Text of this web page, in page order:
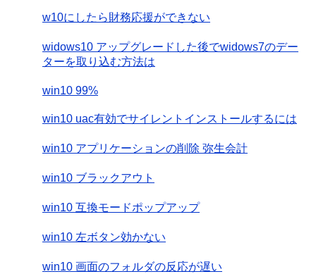
w10にしたら財務応援ができない
widows10 アップグレードした後でwidows7のデー
ターを取り込む方法は
win10 99%
win10 uac有効でサイレントインストールするには
win10 アプリケーションの削除 弥生会計
win10 ブラックアウト
win10 互換モードポップアップ
win10 左ボタン効かない
win10 画面のフォルダの反応が遅い